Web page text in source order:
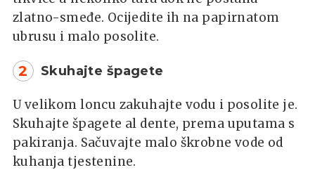
zlatno-smeđe. Ocijedite ih na papirnatom
ubrusu i malo posolite.
2 Skuhajte špagete
U velikom loncu zakuhajte vodu i posolite je.
Skuhajte špagete al dente, prema uputama s
pakiranja. Sačuvajte malo škrobne vode od
kuhanja tjestenine.